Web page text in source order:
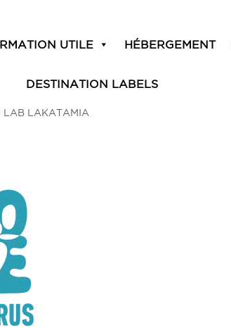
UTILE HÉBERGEMENT
DESTINATION LABELS
LAB LAKATAMIA